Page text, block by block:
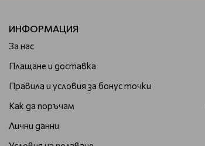
ИНФОРМАЦИЯ
За нас
Плащане и доставка
Правила и условия за бонус точки
Как да поръчам
Лични данни